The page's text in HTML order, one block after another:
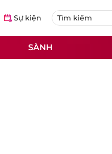
Sự kiện
SÀNH